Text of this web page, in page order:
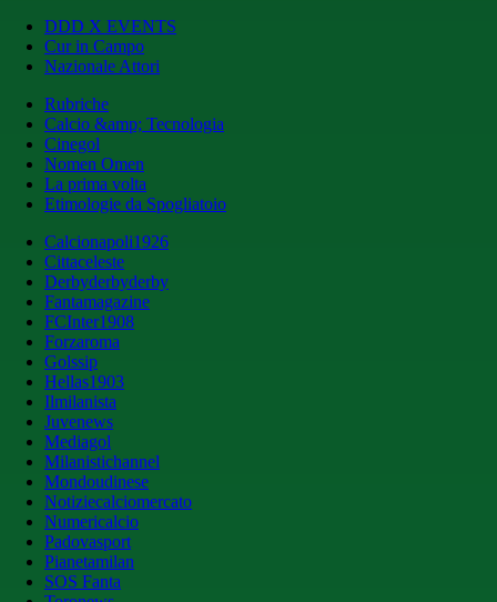
DDD X EVENTS
Cur in Campo
Nazionale Attori
Rubriche
Calcio &amp; Tecnologia
Cinegol
Nomen Omen
La prima volta
Etimologie da Spogliatoio
Calcionapoli1926
Cittaceleste
Derbyderbyderby
Fantamagazine
FCInter1908
Forzaroma
Golssip
Hellas1903
Ilmilanista
Juvenews
Mediagol
Milanistichannel
Mondoudinese
Notiziecalciomercato
Numericalcio
Padovasport
Pianetamilan
SOS Fanta